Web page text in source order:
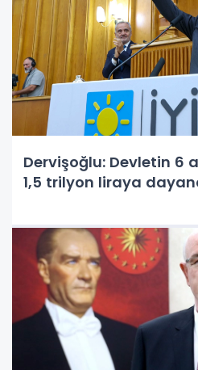
Dervişoğlu: Devletin 6
1,5 trilyon liraya